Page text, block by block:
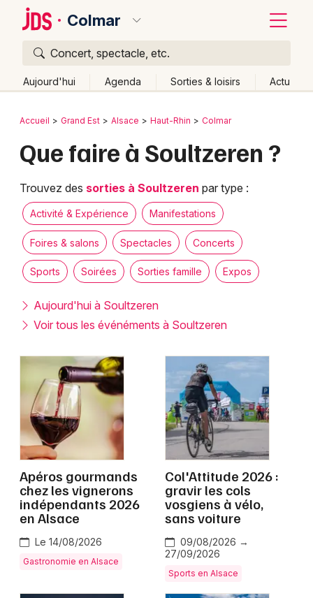
Colmar
Concert, spectacle, etc.
Aujourd'hui Agenda Sorties & loisirs Actu
Publier un événement
Grands événements
Activité & Expérience
Manifestations
Foires & salons
Concerts
Sports
Soirées
Sorties famille
Expos
Sorties & loisirs
Bordeaux
Lille
Lyon
Marseille
Montpellier
Nice
Paris
Strasbourg
Toulouse
Toutes les villes
Retour
Accueil Grand Est Alsace Haut-Rhin Colmar
Que faire à Soultzeren ?
Trouvez des sorties à Soultzeren par type :
Activité & Expérience Manifestations
Foires & salons Spectacles Concerts
Sports Soirées Sorties famille Expos
Aujourd'hui à Soultzeren
Voir tous les événéments à Soultzeren
Apéros gourmands
chez les vignerons
indépendants 2026
en Alsace
Le 14/08/2026
Gastronomie en Alsace
Col'Attitude 2026 :
gravir les cols
vosgiens à vélo,
sans voiture
09/08/2026 →
27/09/2026
Sports en Alsace
Quoi ?
Où ?
Près de moi
Changer de lieu
Quand ?
Effacer les dates
Aujourd'hui
Demain Ce week-end Autre